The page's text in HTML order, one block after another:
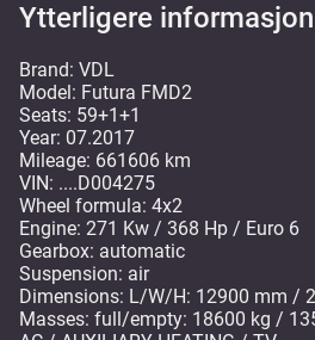
Ytterligere informasjon
Brand: VDL
Model: Futura FMD2
Seats: 59+1+1
Year: 07.2017
Mileage: 661606 km
VIN: ....D004275
Wheel formula: 4x2
Engine: 271 Kw / 368 Hp / Euro 6
Gearbox: automatic
Suspension: air
Dimensions: L/W/H: 12900 mm /
Masses: full/empty: 18600 kg /